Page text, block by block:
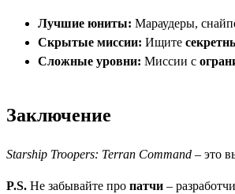
Лучшие юниты: Мараудеры,
Скрытые миссии: Ищите
Сложные уровни: Миссии с
Заключение
Starship Troopers: Terran Command – это
P.S. Не забывайте про патчи –